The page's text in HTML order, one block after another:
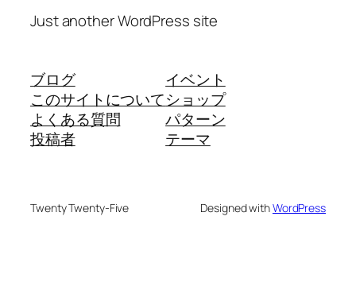
Just another WordPress site
ブログ
このサイトについて
よくある質問
投稿者
イベント
ショップ
パターン
テーマ
Twenty Twenty-Five Designed withWordPress